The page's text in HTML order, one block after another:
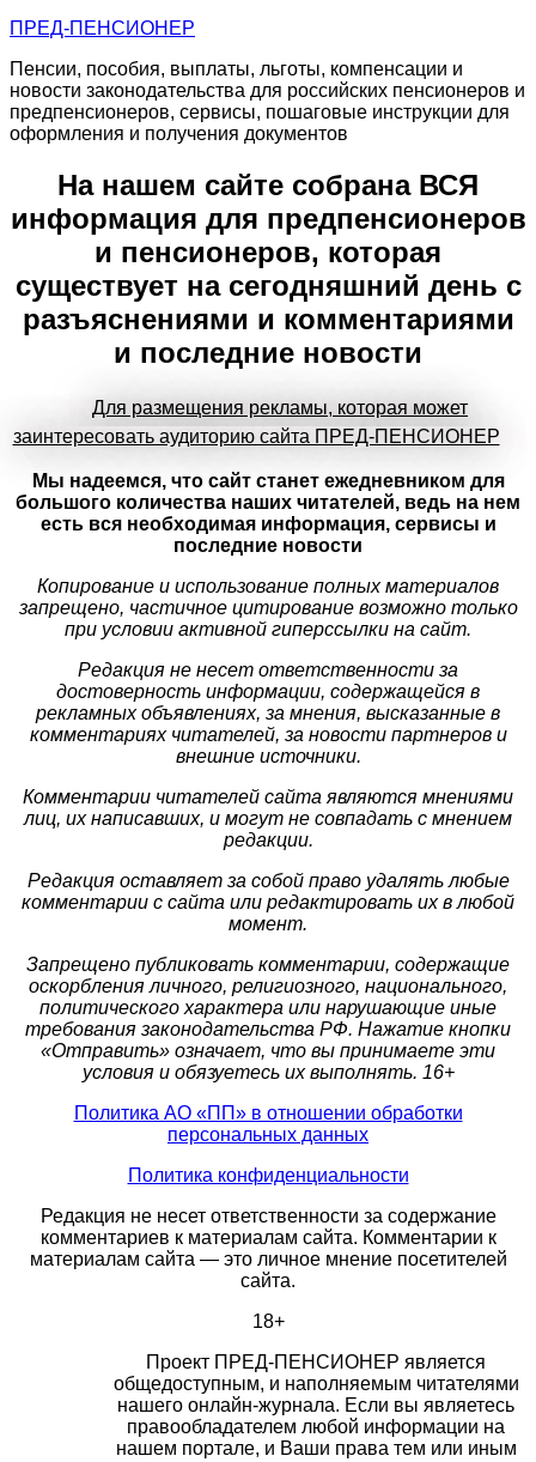
ПРЕД-ПЕНСИОНЕР
Пенсии, пособия, выплаты, льготы, компенсации и
новости законодательства для российских пенсионеров и
предпенсионеров, сервисы, пошаговые инструкции для
оформления и получения документов
На нашем сайте собрана ВСЯ
информация для предпенсионеров
и пенсионеров, которая
существует на сегодняшний день с
разъяснениями и комментариями
и последние новости
Для размещения рекламы, которая может
заинтересовать аудиторию сайта ПРЕД-ПЕНСИОНЕР
Мы надеемся, что сайт станет ежедневником для
большого количества наших читателей, ведь на нем
есть вся необходимая информация, сервисы и
последние новости
Копирование и использование полных материалов
запрещено, частичное цитирование возможно только
при условии активной гиперссылки на сайт.
Редакция не несет ответственности за
достоверность информации, содержащейся в
рекламных объявлениях, за мнения, высказанные в
комментариях читателей, за новости партнеров и
внешние источники.
Комментарии читателей сайта являются мнениями
лиц, их написавших, и могут не совпадать с мнением
редакции.
Редакция оставляет за собой право удалять любые
комментарии с сайта или редактировать их в любой
момент.
Запрещено публиковать комментарии, содержащие
оскорбления личного, религиозного, национального,
политического характера или нарушающие иные
требования законодательства РФ. Нажатие кнопки
«Отправить» означает, что вы принимаете эти
условия и обязуетесь их выполнять. 16+
Политика АО «ПП» в отношении обработки
персональных данных
Политика конфиденциальности
Редакция не несет ответственности за содержание
комментариев к материалам сайта. Комментарии к
материалам сайта — это личное мнение посетителей
сайта.
18+
Проект ПРЕД-ПЕНСИОНЕР является
общедоступным, и наполняемым читателями
нашего онлайн-журнала. Если вы являетесь
правообладателем любой информации на
нашем портале, и Ваши права тем или иным